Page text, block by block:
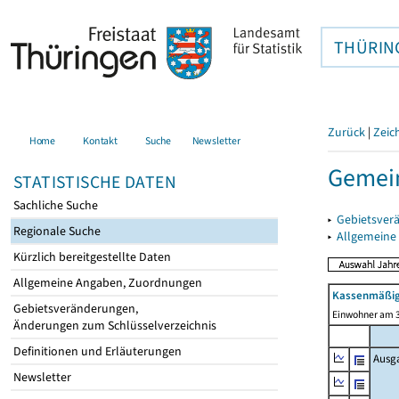
Home Kontakt Suche Newsletter
STATISTISCHE DATEN
Sachliche Suche
Regionale Suche
Kürzlich bereitgestellte Daten
Allgemeine Angaben, Zuordnungen
Gebietsveränderungen,
Änderungen zum Schlüsselverzeichnis
Definitionen und Erläuterungen
Newsletter
Zurück |
▸
▸
Einwohner am